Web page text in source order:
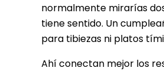
normalmente mirarías
tiene sentido. Un
para tibiezas ni platos
Ahí conectan mejor los